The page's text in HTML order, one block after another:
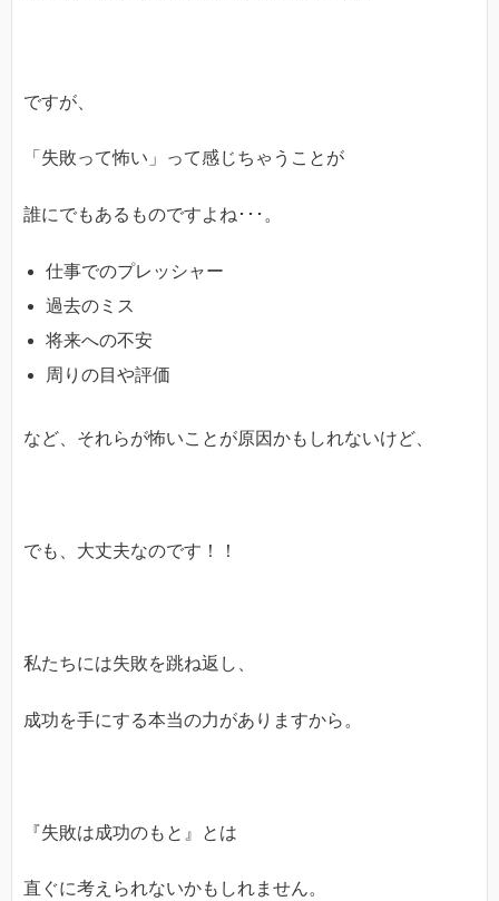
ですが、
「失敗って怖い」って感じちゃうことが
誰にでもあるものですよね･･･。
仕事でのプレッシャー
過去のミス
将来への不安
周りの目や評価
など、それらが怖いことが原因かもしれないけど、
でも、大丈夫なのです！！
私たちには失敗を跳ね返し、
成功を手にする本当の力がありますから。
『失敗は成功のもと』とは
直ぐに考えられないかもしれません。